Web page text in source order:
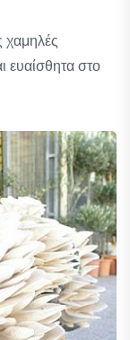
χαμηλές
ευαίσθητα στο